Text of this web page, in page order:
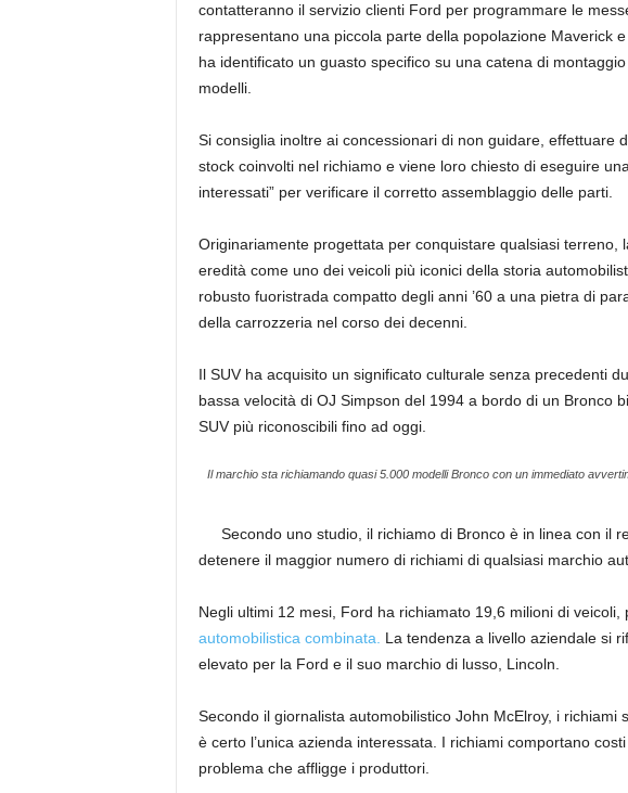
contatteranno il servizio clienti Ford per programmare le
rappresentano una piccola parte della popolazione Maverick
ha identificato un guasto specifico su una catena di
modelli.
Si consiglia inoltre ai concessionari di non guidare, effettuare
stock coinvolti nel richiamo e viene loro chiesto di eseguire
interessati” per verificare il corretto assemblaggio delle parti.
Originariamente progettata per conquistare qualsiasi terreno,
eredità come uno dei veicoli più iconici della storia
robusto fuoristrada compatto degli anni ’60 a una pietra di
della carrozzeria nel corso dei decenni.
Il SUV ha acquisito un significato culturale senza precedenti
bassa velocità di OJ Simpson del 1994 a bordo di un Bronco
SUV più riconoscibili fino ad oggi.
Il marchio sta richiamando quasi 5.000 modelli Bronco con un immediato
Secondo uno studio, il richiamo di Bronco è in linea con il
detenere il maggior numero di richiami di qualsiasi marchio
Negli ultimi 12 mesi, Ford ha richiamato 19,6 milioni di
automobilistica combinata.
La tendenza a livello aziendale si
elevato per la Ford e il suo marchio di lusso, Lincoln.
Secondo il giornalista automobilistico John McElroy, i richiami
è certo l’unica azienda interessata. I richiami comportano
problema che affligge i produttori.